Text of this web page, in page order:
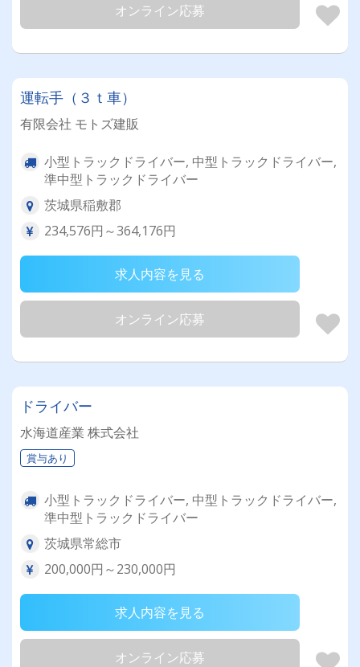
オンライン応募
運転手（３ｔ車）
有限会社 モトズ建販
小型トラックドライバー, 中型トラックドライバー,
準中型トラックドライバー
茨城県稲敷郡
234,576円～364,176円
求人内容を見る
オンライン応募
ドライバー
水海道産業 株式会社
賞与あり
小型トラックドライバー, 中型トラックドライバー,
準中型トラックドライバー
茨城県常総市
200,000円～230,000円
求人内容を見る
オンライン応募